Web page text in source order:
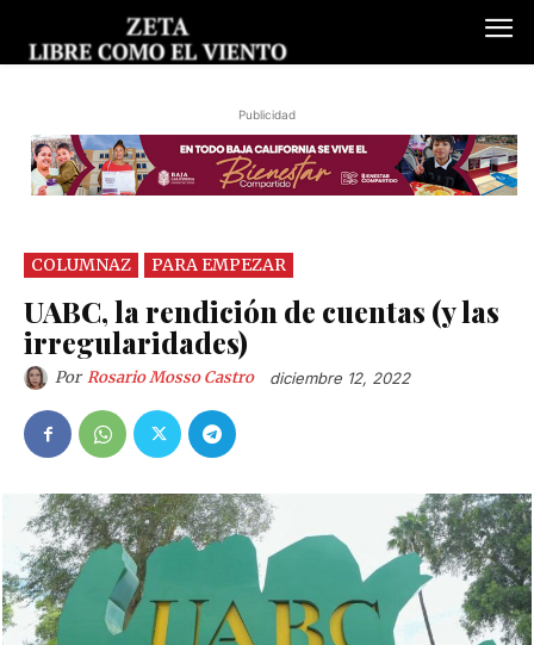
Publicidad
COLUMNAZ PARA EMPEZAR
UABC, la rendición de cuentas (y las
irregularidades)
Por Rosario Mosso Castro diciembre 12, 2022